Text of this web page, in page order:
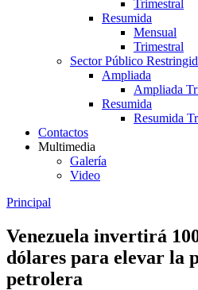
Trimestral
Resumida
Mensual
Trimestral
Sector Público
Ampliada
Ampliada
Resumida
Resumida
Contactos
Multimedia
Galería
Video
Principal
Venezuela invertirá
dólares para elevar la
petrolera